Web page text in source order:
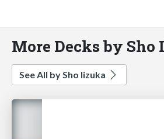
More Decks by Sho
See All by Sho Iizuka